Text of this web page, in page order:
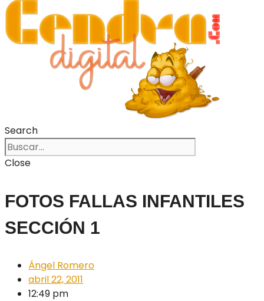
Search
Close
FOTOS FALLAS INFANTILES
SECCIÓN 1
Ángel Romero
abril 22, 2011
12:49 pm